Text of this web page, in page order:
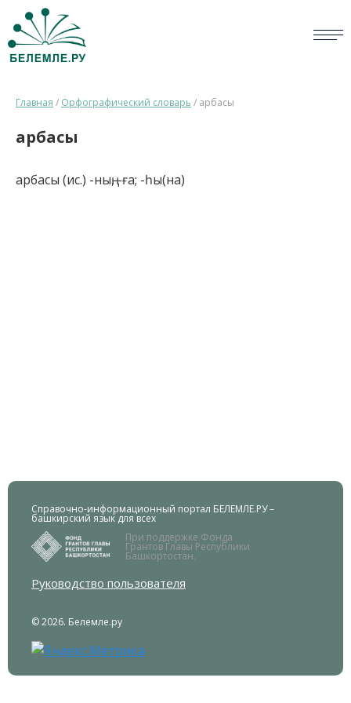
ОПРОС
СПРАВКА
Главная / Орфографический словарь / арбасы
арбасы
арбасы (ис.) -ның, -ға; -һы(на)
Справочно-информационный портал БЕЛЕМЛЕ.РУ –
башкирский язык для всех
При поддержке Фонда
Грантов Главы Республики
Башкортостан.
Руководство пользователя
© 2026. Белемле.ру